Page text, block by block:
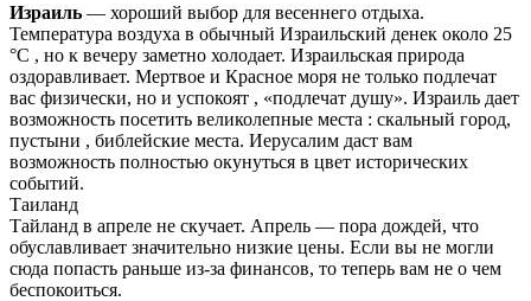
Израиль — хороший выбор для весеннего отдыха.
Температура воздуха в обычный Израильский денек около 25
°C , но к вечеру заметно холодает. Израильская природа
оздоравливает. Мертвое и Красное моря не только подлечат
вас физически, но и успокоят , «подлечат душу». Израиль дает
возможность посетить великолепные места : скальный город,
пустыни , библейские места. Иерусалим даст вам
возможность полностью окунуться в цвет исторических
событий.
Таиланд
Тайланд в апреле не скучает. Апрель — пора дождей, что
обуславливает значительно низкие цены. Если вы не могли
сюда попасть раньше из-за финансов, то теперь вам не о чем
беспокоиться.